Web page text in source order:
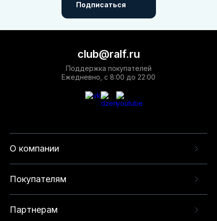
Подписаться
О компании
Покупателям
Партнерам
club@ralf.ru
Поддержка покупателей
Ежедневно, с 8:00 до 22:00